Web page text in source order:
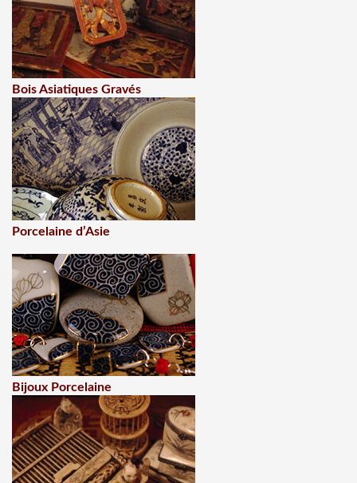
Bois Asiatiques Gravés
Porcelaine d’Asie
Bijoux Porcelaine